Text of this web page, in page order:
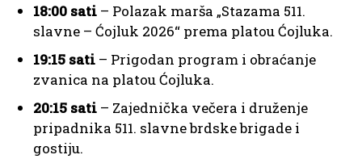
18:00 sati – Polazak marša „Stazama 511.
slavne – Ćojluk 2026“ prema platou Ćojluka.
19:15 sati – Prigodan program i obraćanje
zvanica na platou Ćojluka.
20:15 sati – Zajednička večera i druženje
pripadnika 511. slavne brdske brigade i
gostiju.